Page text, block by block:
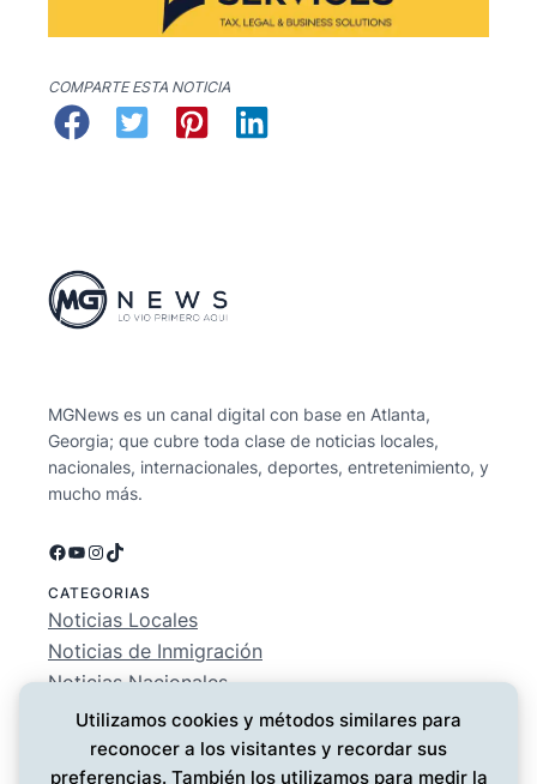
COMPARTE ESTA NOTICIA
MGNews es un canal digital con base en Atlanta,
Georgia; que cubre toda clase de noticias locales,
nacionales, internacionales, deportes, entretenimiento, y
mucho más.
Facebook
YouTube
Instagram
TikTok
CATEGORIAS
Noticias Locales
Noticias de Inmigración
Noticias Nacionales
Deportes
Entretenimiento
EMPRESA
Utilizamos cookies y métodos similares para
reconocer a los visitantes y recordar sus
preferencias. También los utilizamos para medir la